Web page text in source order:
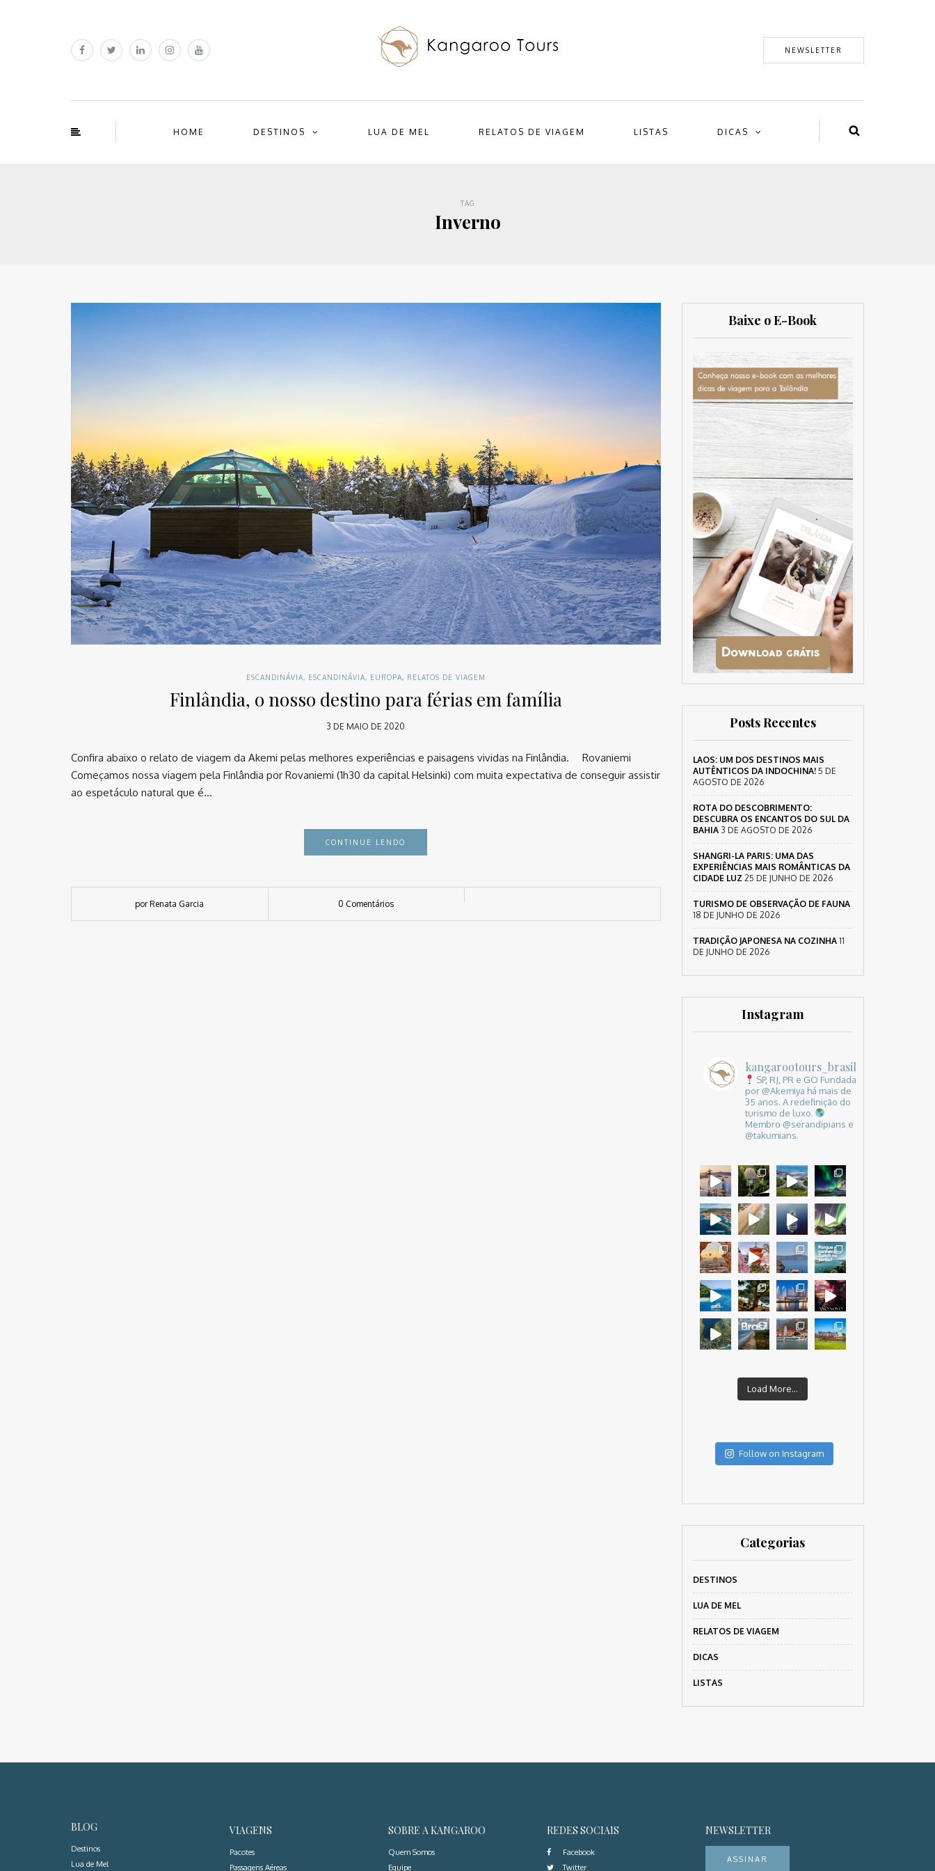
NEWSLETTER
HOME DESTINOS LUA DE MEL RELATOS DE VIAGEM LISTAS DICAS
TAG
Inverno
ESCANDINÁVIA, ESCANDINÁVIA, EUROPA, RELATOS DE VIAGEM
Finlândia, o nosso destino para férias em família
3 DE MAIO DE 2020
Confira abaixo o relato de viagem da Akemi pelas melhores experiências e paisagens vividas na Finlândia. ⠀ Rovaniemi
Começamos nossa viagem pela Finlândia por Rovaniemi (1h30 da capital Helsinki) com muita expectativa de conseguir assistir
ao espetáculo natural que é…
CONTINUE LENDO
por Renata Garcia 0 Comentários
Baixe o E-Book
Posts Recentes
LAOS: UM DOS DESTINOS MAIS
AUTÊNTICOS DA INDOCHINA! 5 DE
AGOSTO DE 2026
ROTA DO DESCOBRIMENTO:
DESCUBRA OS ENCANTOS DO SUL DA
BAHIA 3 DE AGOSTO DE 2026
SHANGRI-LA PARIS: UMA DAS
EXPERIÊNCIAS MAIS ROMÂNTICAS DA
CIDADE LUZ 25 DE JUNHO DE 2026
TURISMO DE OBSERVAÇÃO DE FAUNA
18 DE JUNHO DE 2026
TRADIÇÃO JAPONESA NA COZINHA 11
DE JUNHO DE 2026
Instagram
kangarootours_brasil
SP, RJ, PR e GO Fundada
por @Akemiya há mais de
35 anos. A redefinição do
turismo de luxo.
Membro @serandipians e
@takumians.
Load More...
Follow on Instagram
Categorias
DESTINOS
LUA DE MEL
RELATOS DE VIAGEM
DICAS
LISTAS
BLOG
Destinos
Lua de Mel
VIAGENS
Pacotes
Passagens Aéreas
SOBRE A KANGAROO
Quem Somos
Equipe
REDES SOCIAIS
Facebook
Twitter
NEWSLETTER
ASSINAR